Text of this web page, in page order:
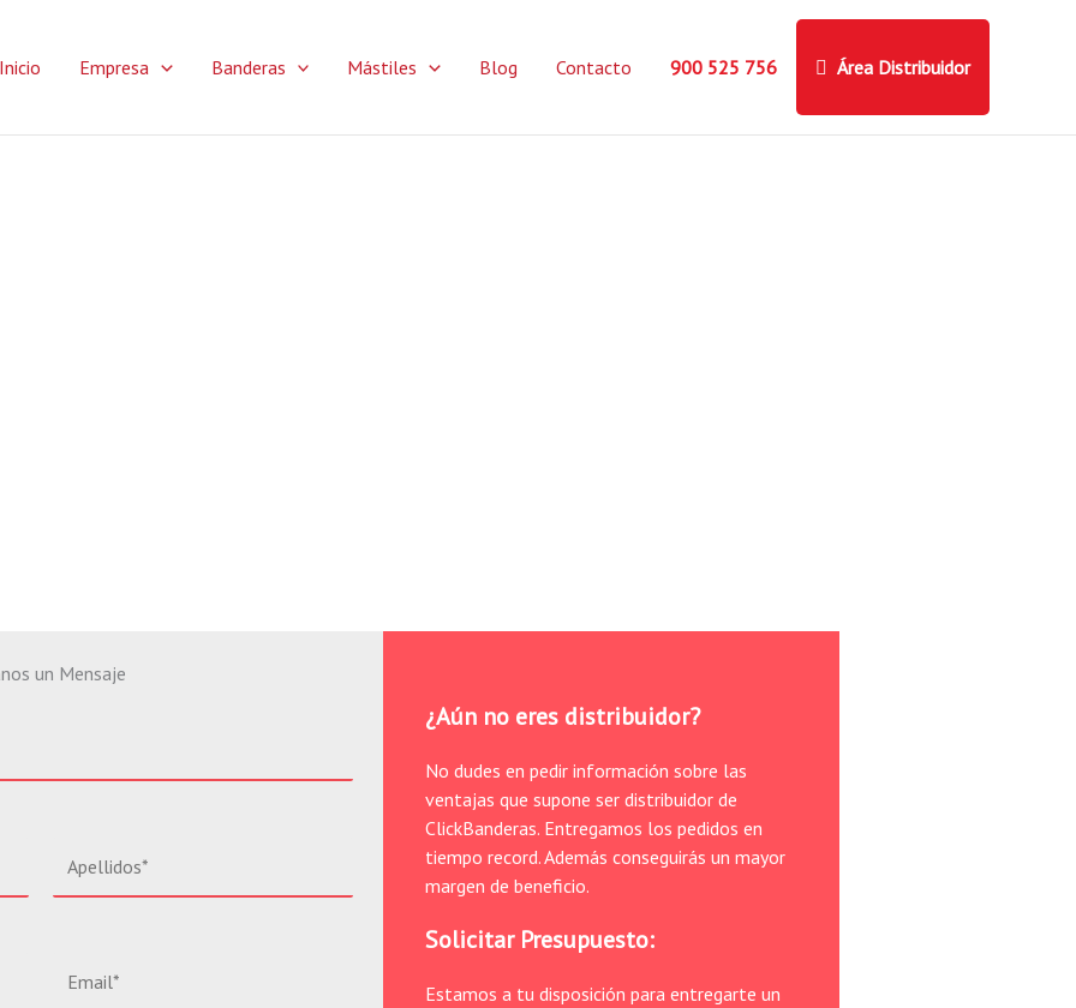
Inicio Empresa Banderas Mástiles Blog Contacto 900 525 756 Área Distribuidor
un Mensaje
¿Aún no eres distribuidor?
No dudes en pedir información sobre las
ventajas que supone ser distribuidor de
ClickBanderas. Entregamos los pedidos en
tiempo record. Además conseguirás un mayor
margen de beneficio.
Solicitar Presupuesto:
Estamos a tu disposición para entregarte un